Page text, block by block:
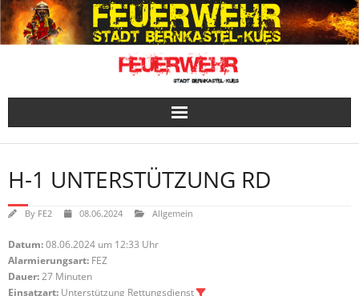
Skip
to
content
H-1 UNTERSTÜTZUNG RD
By FE2 08.06.2024 Allgemein
Datum:08.06.2024 um 12:33 Uhr
Alarmierungsart: FEZ
Dauer:27 Minuten
Einsatzart: Unterstützung Rettungsdienst